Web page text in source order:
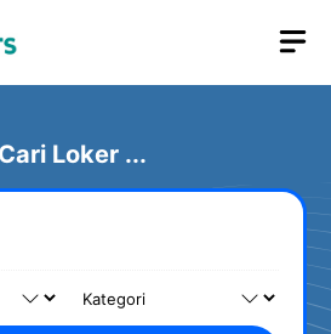
Cari Loker ...